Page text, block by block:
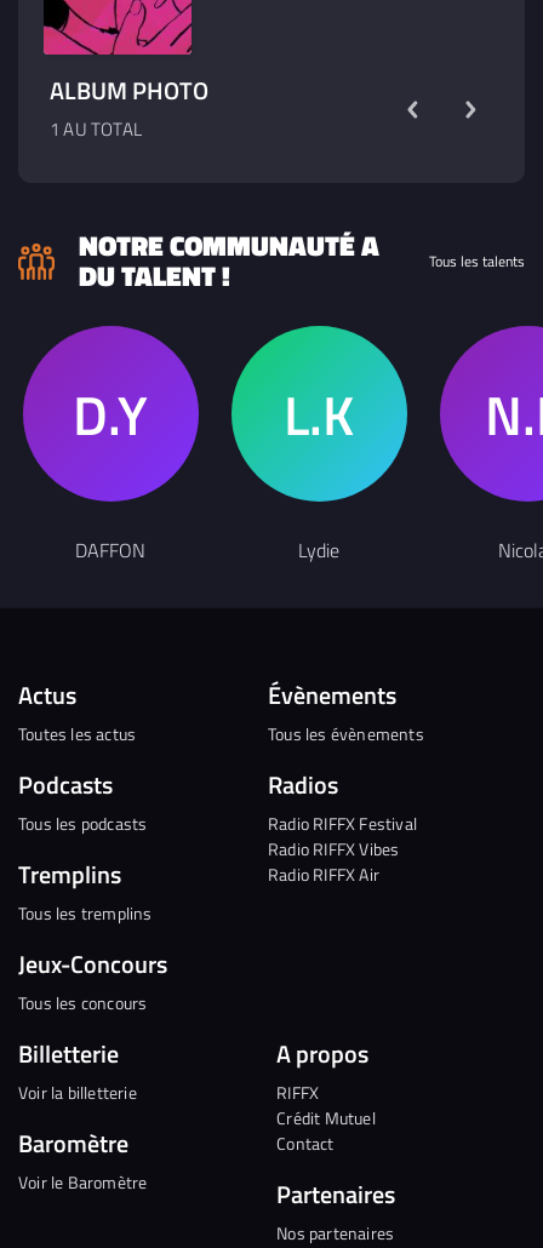
ALBUM PHOTO
1 AU TOTAL
NOTRE COMMUNAUTÉ A
DU TALENT ! Tous les talents
DAFFON Lydie
Actus
Toutes les actus
Podcasts
Tous les podcasts
Tremplins
Tous les tremplins
Jeux-Concours
Tous les concours
Évènements
Tous les évènements
Radios
Radio RIFFX Festival
Radio RIFFX Vibes
Radio RIFFX Air
Billetterie
Voir la billetterie
Baromètre
Voir le Baromètre
A propos
RIFFX
Crédit Mutuel
Contact
Partenaires
Nos partenaires